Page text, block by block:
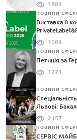
1889
НОВИНИ
Виставка й
1089
НОВИНИ
Петиція за
1771
НОВИНИ
Львові.
2157
НОВИНИ
СЕРВІС